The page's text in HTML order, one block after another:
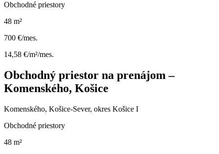
Obchodné priestory
48 m²
700 €/mes.
14,58 €/m²/mes.
Obchodný priestor na prenájom –
Komenského, Košice
Komenského, Košice-Sever, okres Košice I
Obchodné priestory
48 m²